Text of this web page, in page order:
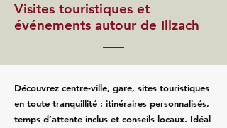
Visites touristiques et
événements autour de Illzach
Découvrez centre-ville, gare, sites touristiques
en toute tranquillité : itinéraires personnalisés,
temps d’attente inclus et conseils locaux. Idéal